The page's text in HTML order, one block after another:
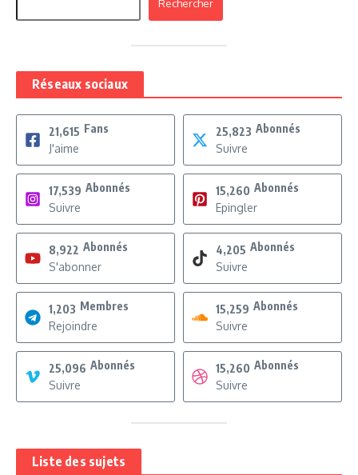
Rechercher
Réseaux sociaux
21,615 Fans
J'aime
25,823 Abonnés
Suivre
17,539 Abonnés
Suivre
15,260 Abonnés
Epingler
8,922 Abonnés
S'abonner
4,205 Abonnés
Suivre
1,203 Membres
Rejoindre
15,259 Abonnés
Suivre
25,096 Abonnés
Suivre
15,260 Abonnés
Suivre
Liste des sujets